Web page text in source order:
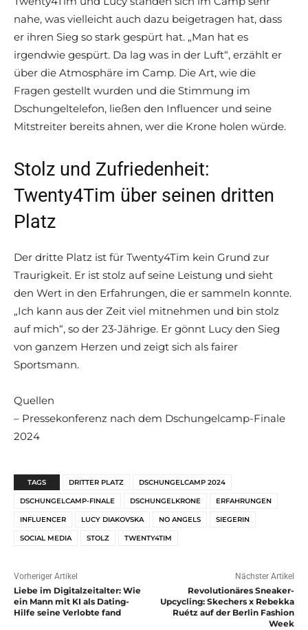
nahe, was vielleicht auch dazu beigetragen hat, dass
er ihren Sieg so stark gespürt hat. „Man hat es
irgendwie gespürt. Da lag was in der Luft“, erzählt er
über die Atmosphäre im Camp. Die Art, wie die
Fragen gestellt wurden und die Stimmung im
Dschungeltelefon, ließen den Influencer und seine
Mitstreiter bereits ahnen, wer die Krone holen würde.
Stolz und Zufriedenheit:
Twenty4Tim über seinen dritten
Platz
Der dritte Platz ist für Twenty4Tim kein Grund zur
Traurigkeit. Er ist stolz auf seine Leistung und sieht
den Wert in den Erfahrungen, die er sammeln konnte.
„Ich kann aus der Zeit viel mitnehmen und bin stolz
auf mich“, so der 23-Jährige. Er gönnt Lucy den Sieg
von ganzem Herzen und zeigt sich als fairer
Sportsmann.
Quellen
– Pressekonferenz nach dem Dschungelcamp-Finale
2024
TAGS DRITTER PLATZ DSCHUNGELCAMP 2024
DSCHUNGELCAMP-FINALE DSCHUNGELKRONE ERFAHRUNGEN
INFLUENCER LUCY DIAKOVSKA NO ANGELS SIEGERIN
SOCIAL MEDIA STOLZ TWENTY4TIM
Vorheriger Artikel
Liebe im Digitalzeitalter: Wie
ein Mann mit KI als Dating-
Hilfe seine Verlobte fand
Nächster Artikel
Revolutionäres Sneaker-
Upcycling: Skechers x Rebekka
Ruétz auf der Berlin Fashion
Week